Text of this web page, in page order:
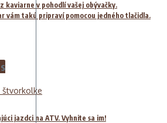
kaviarne v pohodlí vašej obývačky.
vám takú pripraví pomocou jedného tlačidla.
jazdci na ATV. Vyhnite sa im!